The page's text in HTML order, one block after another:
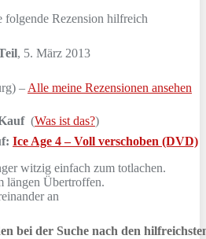
Rezension hilfreich
, 5. März 2013
– Alle meine Rezensionen ansehen
(Was ist das?)
Ice Age 4 – Voll verschoben (DVD)
witzig einfach zum totlachen.
längen Übertroffen.
an
bei der Suche nach den